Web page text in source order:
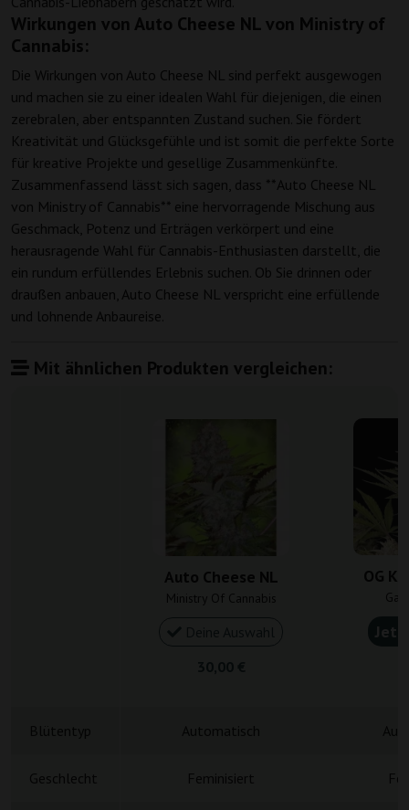
Wirkungen von Auto Cheese NL von Ministry of
Cannabis:
Die Wirkungen von Auto Cheese NL sind perfekt ausgewogen
und machen sie zu einer idealen Wahl für diejenigen, die einen
zerebralen, aber entspannten Zustand suchen. Sie fördert
Kreativität und Glücksgefühle und ist somit die perfekte Sorte
für kreative Projekte und gesellige Zusammenkünfte.
Zusammenfassend lässt sich sagen, dass **Auto Cheese NL
von Ministry of Cannabis** eine hervorragende Mischung aus
Geschmack, Potenz und Erträgen verkörpert und eine
herausragende Wahl für Cannabis-Enthusiasten darstellt, die
ein rundum erfüllendes Erlebnis suchen. Ob Sie drinnen oder
draußen anbauen, Auto Cheese NL verspricht eine erfüllende
und lohnende Anbaureise.
Mit ähnlichen Produkten vergleichen:
Auto Cheese NL
Ministry Of Cannabis
OG
Geschlecht Feminisiert